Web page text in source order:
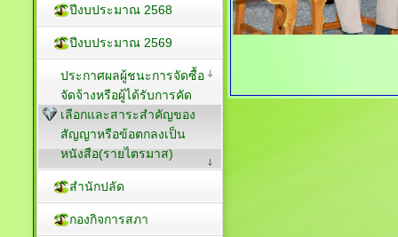
ปีงบประมาณ 2568
ปีงบประมาณ 2569
ประกาศผลผู้ชนะการจัดซื้อ
จัดจ้างหรือผู้ได้รับการคัด
เลือกและสาระสำคัญของ
สัญญาหรือข้อตกลงเป็น
หนังสือ(รายไตรมาส)
สำนักปลัด
กองกิจการสภา